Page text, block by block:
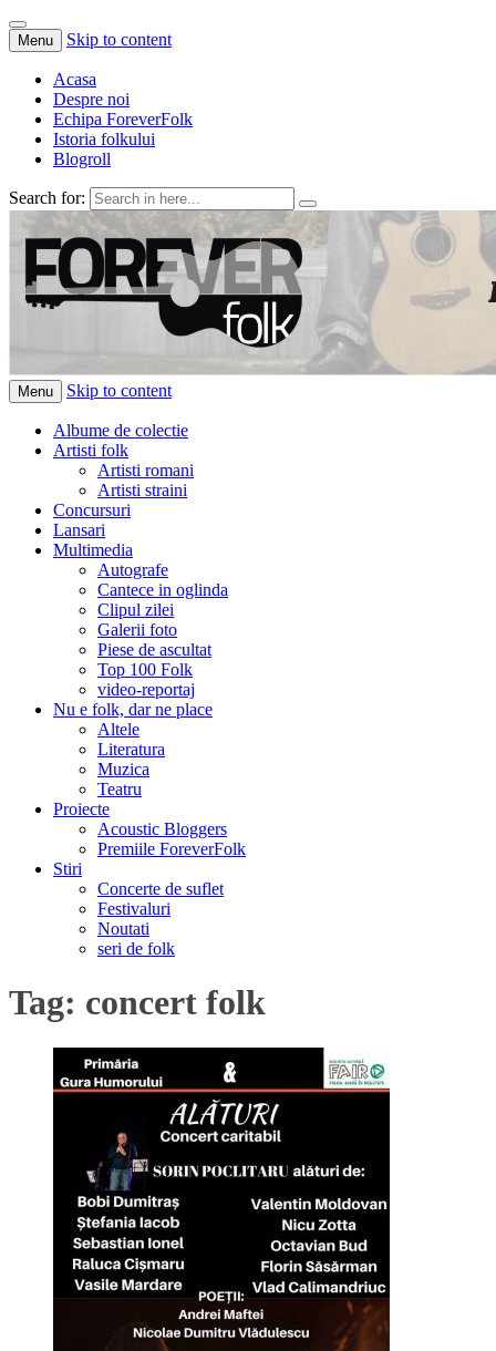
Menu Skip to content
Acasa
Despre noi
Echipa ForeverFolk
Istoria folkului
Blogroll
Search for:
ForeverFolk
Muzica sufletului tau
Menu Skip to content
Albume de colectie
Artisti folk
Artisti romani
Artisti straini
Concursuri
Lansari
Multimedia
Autografe
Cantece in oglinda
Clipul zilei
Galerii foto
Piese de ascultat
Top 100 Folk
video-reportaj
Nu e folk, dar ne place
Altele
Literatura
Muzica
Teatru
Proiecte
Acoustic Bloggers
Premiile ForeverFolk
Stiri
Concerte de suflet
Festivaluri
Noutati
seri de folk
Tag: concert folk